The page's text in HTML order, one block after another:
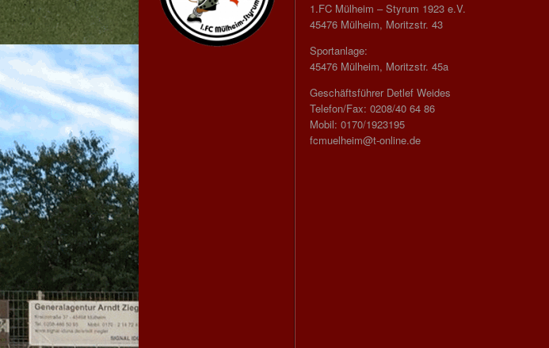
1.FC Mülheim – Styrum 1923 e.V.
45476 Mülheim, Moritzstr. 43
Sportanlage:
45476 Mülheim, Moritzstr. 45a
Geschäftsführer Detlef Weides
Telefon/Fax: 0208/40 64 86
Mobil: 0170/1923195
fcmuelheim@t-online.de